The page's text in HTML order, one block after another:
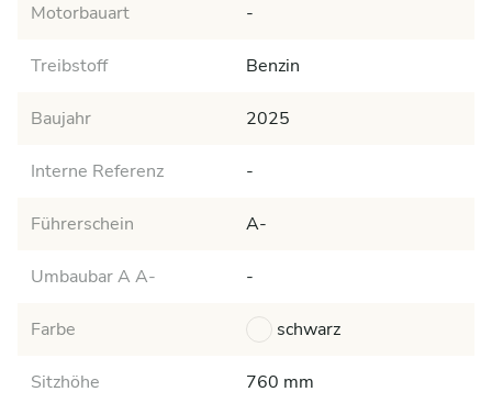
Motorbauart -
Treibstoff Benzin
Baujahr 2025
Interne Referenz -
Führerschein A-
Umbaubar A A- -
Farbe schwarz
Sitzhöhe 760 mm